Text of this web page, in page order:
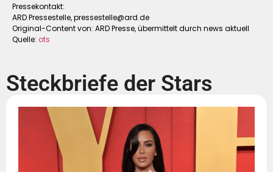
Pressekontakt:
ARD Pressestelle,pressestelle@ard.de
Original-Content von: ARD Presse, übermittelt durch news aktuell
Quelle: ots
Steckbriefe der Stars